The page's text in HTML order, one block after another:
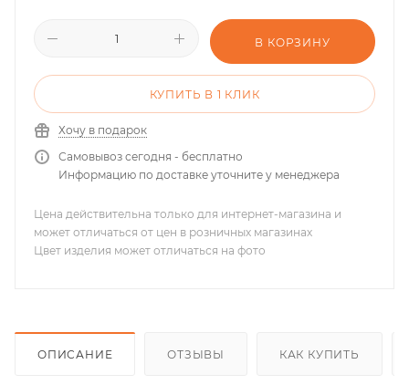
В КОРЗИНУ
КУПИТЬ В 1 КЛИК
Хочу в подарок
Самовывоз сегодня - бесплатно
Информацию по доставке уточните у менеджера
Цена действительна только для интернет-магазина и
может отличаться от цен в розничных магазинах
Цвет изделия может отличаться на фото
ОПИСАНИЕ ОТЗЫВЫ КАК КУПИТЬ